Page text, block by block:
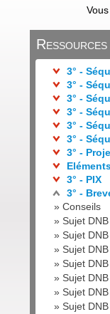
Ressources
3° -
3° -
3° -
3° -
3° -
3° -
3° -
3° - PIX
3° -
» Conseils
» Sujet DNB
» Sujet
» Sujet
» Sujet
» Sujet
» Sujet
» Sujet